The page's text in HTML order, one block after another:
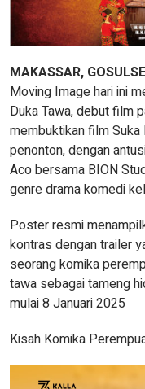
MAKASSAR,
Moving Image hari ini
Duka Tawa, debut film
membuktikan film
penonton, dengan
Aco bersama BION
genre drama komedi
Poster resmi
kontras dengan trailer
seorang komika
tawa sebagai tameng
mulai 8 Januari 2025
Kisah Komika